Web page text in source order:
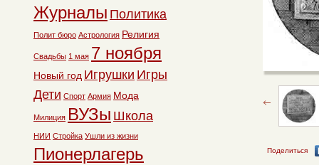
Поделиться
Журналы Политика
Полит бюро Астрология Религия
Свадьбы 1 мая 7 ноября
Новый год Игрушки Игры
Дети Спорт Армия Мода
Милиция ВУЗы Школа
НИИ Стройка Ушли из жизни
Пионерлагерь